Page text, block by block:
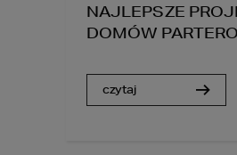
NAJLEPSZE
DOMÓW
czytaj